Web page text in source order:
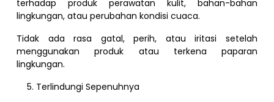
terhadap produk perawatan kulit, bahan-bahan
lingkungan, atau perubahan kondisi cuaca.
Tidak ada rasa gatal, perih, atau iritasi setelah
menggunakan produk atau terkena paparan
lingkungan.
Terlindungi Sepenuhnya